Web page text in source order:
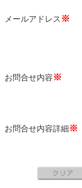
メールアドレス ※
お問合せ内容※
お問合せ内容詳細※